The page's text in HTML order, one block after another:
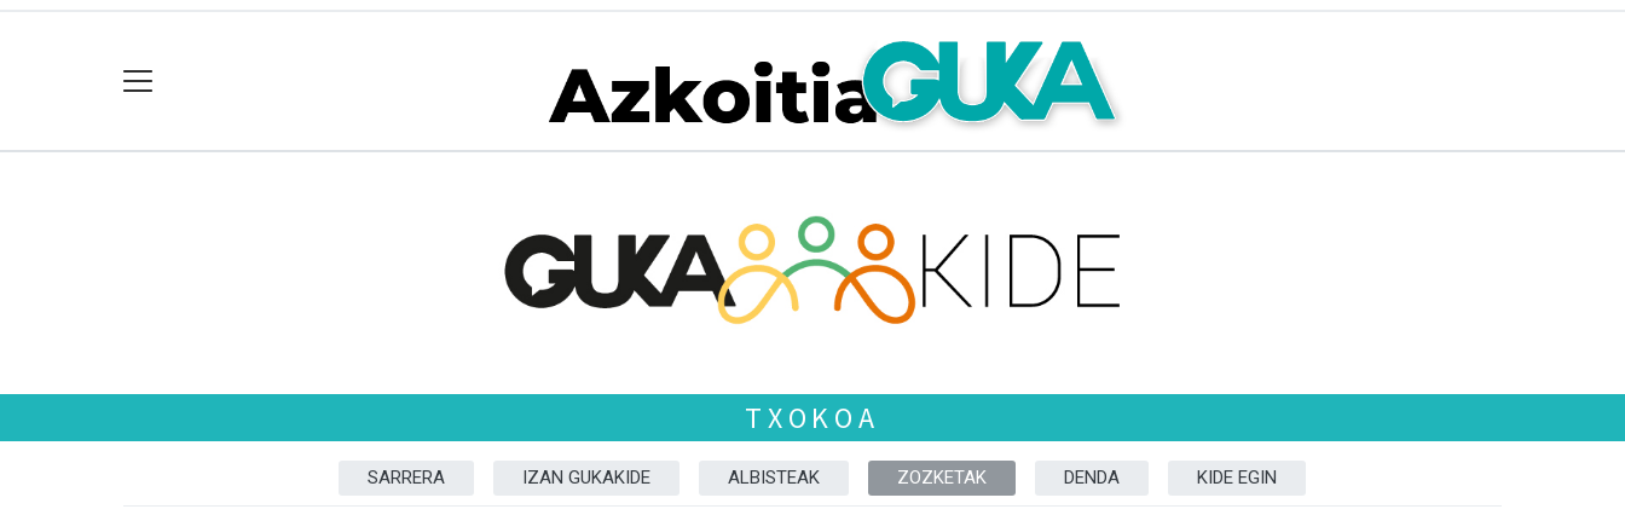
TXOKOA
SARRERA IZAN GUKAKIDE ALBISTEAK ZOZKETAK DENDA KIDE EGIN